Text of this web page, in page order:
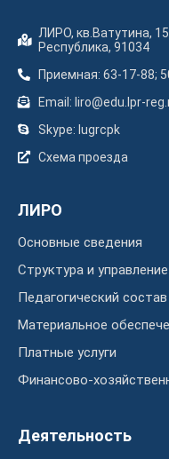
ЛИРО, кв.Ватутина,
Республика, 91034
Приемная: 63-17-88;
Email: liro@edu.lpr-
Skype: lugrcpk
Схема проезда
ЛИРО
Основные сведения
Структура и управление
Педагогический состав
Материальное
Платные услуги
Финансово-
Деятельность